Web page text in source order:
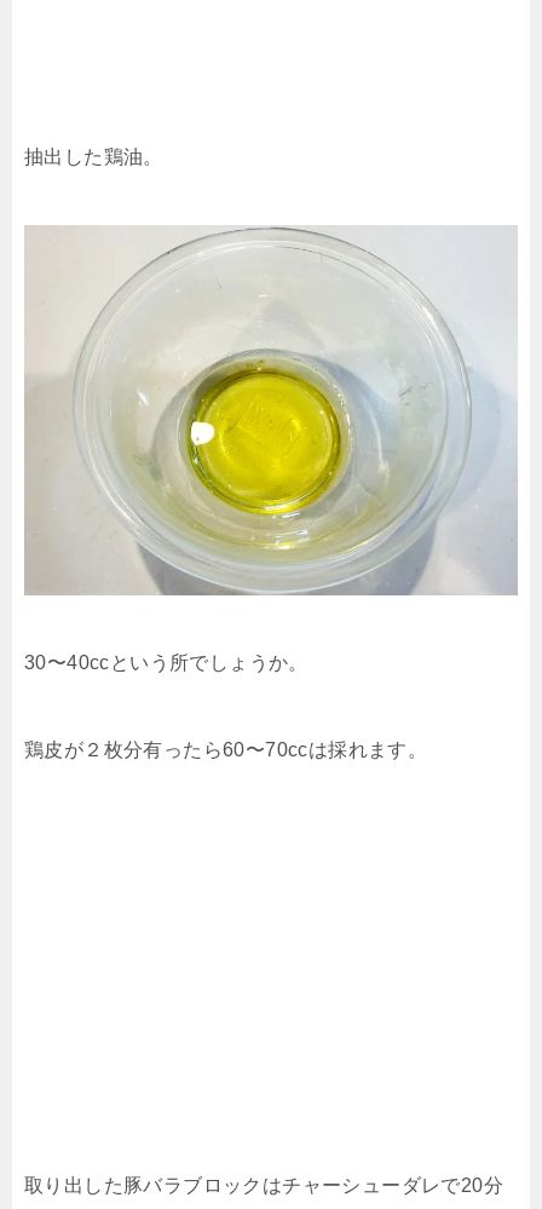
抽出した鶏油。
30〜40ccという所でしょうか。
鶏皮が２枚分有ったら60〜70ccは採れます。
取り出した豚バラブロックはチャーシューダレで20分